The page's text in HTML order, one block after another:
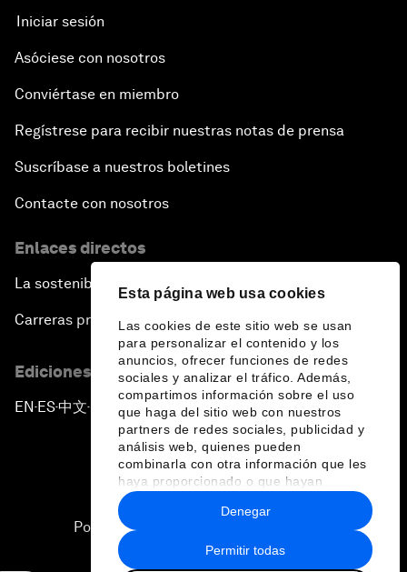
Esta página web usa cookies
Las cookies de este sitio web se usan
para personalizar el contenido y los
anuncios, ofrecer funciones de redes
sociales y analizar el tráfico. Además,
compartimos información sobre el uso
que haga del sitio web con nuestros
partners de redes sociales, publicidad y
análisis web, quienes pueden
combinarla con otra información que les
haya proporcionado o que hayan
recopilado a partir del uso que haya
hecho de sus servicios.
Permitir todas
Denegar
Iniciar sesión
Asóciese con nosotros
Conviértase en miembro
Regístrese para recibir nuestras notas de prensa
Suscríbase a nuestros boletines
Contacte con nosotros
Enlaces directos
La sostenibilidad en el Foro
Carreras profesionales
Ediciones en otros idiomas
EN ▪ES▪中文▪ 日本語
Política de privacidad y normas de uso
Sitemap